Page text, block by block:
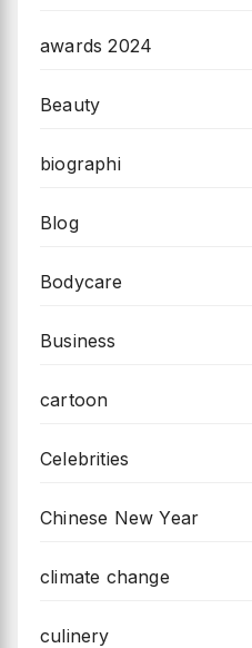
awards 2024
Beauty
biographi
Blog
Bodycare
Business
cartoon
Celebrities
Chinese New Year
climate change
culinery